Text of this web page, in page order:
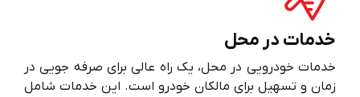
خدمات در محل
خدمات خودرویی در محل، یک راه عالی برای صرفه جویی در
زمان و تسهیل برای مالکان خودرو است. این خدمات شامل